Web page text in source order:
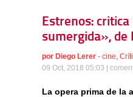
Estrenos:
sumergida», de
por Diego Lerer - cine
09 Oct, 2018 05:03 |
La opera prima de la